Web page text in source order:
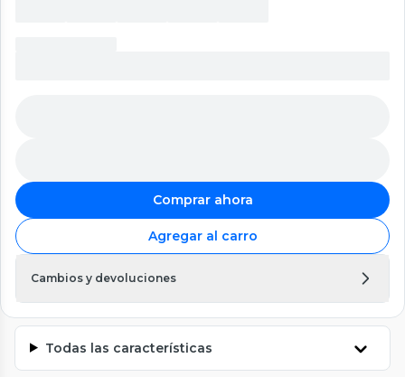
Comprar ahora
Agregar al carro
Cambios y devoluciones
Todas las características